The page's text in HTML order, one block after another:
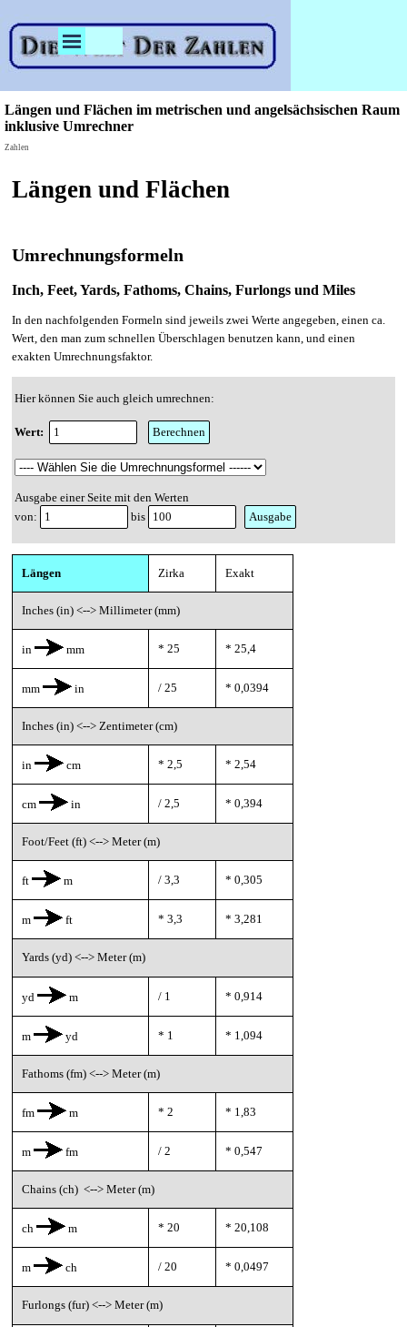
Menü überspringen
Längen und Flächen im metrischen und angelsächsischen Raum
inklusive Umrechner
Zahlen
Längen und Flächen
Umrechnungsformeln
Inch, Feet, Yards, Fathoms, Chains, Furlongs und Miles
In den nachfolgenden Formeln sind jeweils zwei Werte angegeben, einen ca.
Wert, den man zum schnellen Überschlagen benutzen kann, und einen
exakten Umrechnungsfaktor.
Hier können Sie auch gleich umrechnen:
Wert:
Ausgabe einer Seite mit den Werten
von:
bis
Längen Zirka Exakt
Inches (in) <--> Millimeter (mm)
in mm * 25 * 25,4
mm in / 25 * 0,0394
Inches (in) <--> Zentimeter (cm)
in cm * 2,5 * 2,54
cm in / 2,5 * 0,394
Foot/Feet (ft) <--> Meter (m)
ft m / 3,3 * 0,305
m ft * 3,3 * 3,281
Yards (yd) <--> Meter (m)
yd m / 1 * 0,914
m yd * 1 * 1,094
Fathoms (fm) <--> Meter (m)
fm m * 2 * 1,83
m fm / 2 * 0,547
Chains (ch) <--> Meter (m)
ch m * 20 * 20,108
m ch / 20 * 0,0497
Furlongs (fur) <--> Meter (m)